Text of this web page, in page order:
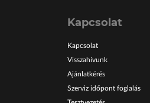
Kapcsolat
Kapcsolat
Visszahívunk
Ajánlatkérés
Szerviz időpont foglalás